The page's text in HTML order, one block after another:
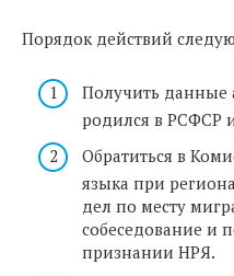
Порядок действий
Получить данные
родился в РСФСР
Обратиться в
языка при
дел по месту
собеседование и
признании НРЯ.